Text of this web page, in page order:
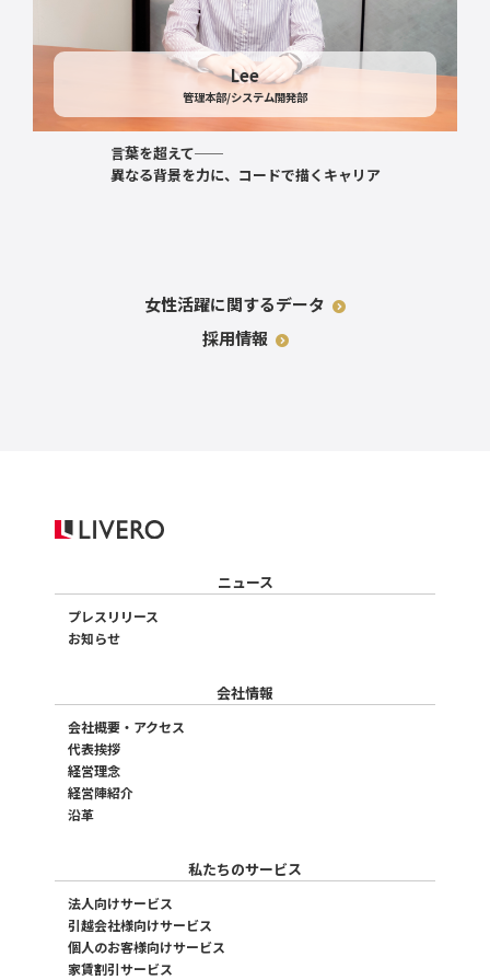
Lee
管理本部/システム開発部
言葉を超えて──
異なる背景を力に、コードで描くキャリア
女性活躍に関するデータ
採用情報
ニュース
プレスリリース
お知らせ
会社情報
会社概要・アクセス
代表挨拶
経営理念
経営陣紹介
沿革
私たちのサービス
法人向けサービス
引越会社様向けサービス
個人のお客様向けサービス
家賃割引サービス